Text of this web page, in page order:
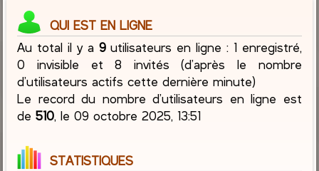
QUI EST EN LIGNE
Au total il y a 9utilisateurs en ligne : 1 enregistré,
0 invisible et 8 invités (d’après le nombre
d’utilisateurs actifs cette dernière minute)
Le record du nombre d’utilisateurs en ligne est
de510, le 09 octobre 2025, 13:51
STATISTIQUES